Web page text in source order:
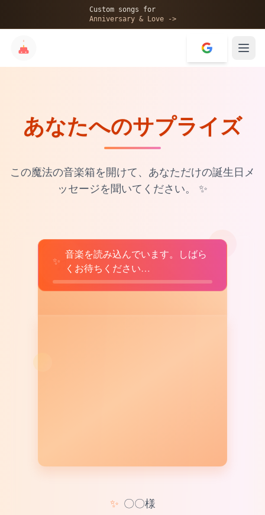
Custom songs for
Anniversary & Love ->
💝
あなたへのサプライズ
この魔法の音楽箱を開けて、あなただけの誕生日メ
ッセージを聞いてください。
✨
♫
✨
音楽を読み込んでいます。しばら
くお待ちください…
✨ 〇〇様